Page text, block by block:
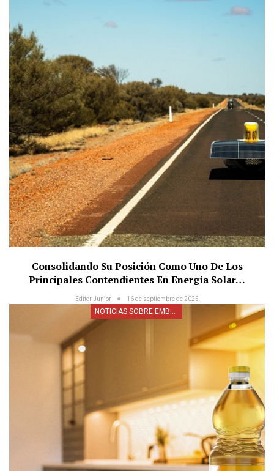
Consolidando Su Posición Como Uno De Los
Principales Contendientes En Energía Solar…
Editor Junior 16 de septiembre de 2025
NOTICIAS SOBRE EMBALAJE